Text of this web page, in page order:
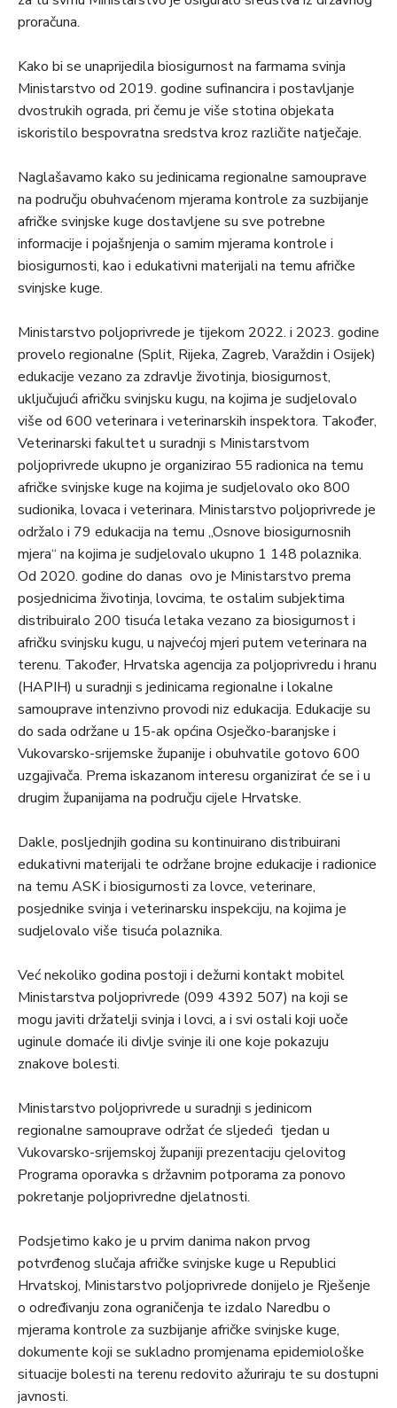
proračuna.
Kako bi se unaprijedila biosigurnost na farmama svinja
Ministarstvo od 2019. godine sufinancira i postavljanje
dvostrukih ograda, pri čemu je više stotina objekata
iskoristilo bespovratna sredstva kroz različite natječaje.
Naglašavamo kako su jedinicama regionalne samouprave
na području obuhvaćenom mjerama kontrole za suzbijanje
afričke svinjske kuge dostavljene su sve potrebne
informacije i pojašnjenja o samim mjerama kontrole i
biosigurnosti, kao i edukativni materijali na temu afričke
svinjske kuge.
Ministarstvo poljoprivrede je tijekom 2022. i 2023. godine
provelo regionalne (Split, Rijeka, Zagreb, Varaždin i Osijek)
edukacije vezano za zdravlje životinja, biosigurnost,
uključujući afričku svinjsku kugu, na kojima je sudjelovalo
više od 600 veterinara i veterinarskih inspektora. Također,
Veterinarski fakultet u suradnji s Ministarstvom
poljoprivrede ukupno je organizirao 55 radionica na temu
afričke svinjske kuge na kojima je sudjelovalo oko 800
sudionika, lovaca i veterinara. Ministarstvo poljoprivrede je
održalo i 79 edukacija na temu „Osnove biosigurnosnih
mjera“ na kojima je sudjelovalo ukupno 1 148 polaznika.
Od 2020. godine do danas ovo je Ministarstvo prema
posjednicima životinja, lovcima, te ostalim subjektima
distribuiralo 200 tisuća letaka vezano za biosigurnost i
afričku svinjsku kugu, u najvećoj mjeri putem veterinara na
terenu. Također, Hrvatska agencija za poljoprivredu i hranu
(HAPIH) u suradnji s jedinicama regionalne i lokalne
samouprave intenzivno provodi niz edukacija. Edukacije su
do sada održane u 15-ak općina Osječko-baranjske i
Vukovarsko-srijemske županije i obuhvatile gotovo 600
uzgajivača. Prema iskazanom interesu organizirat će se i u
drugim županijama na području cijele Hrvatske.
Dakle, posljednjih godina su kontinuirano distribuirani
edukativni materijali te održane brojne edukacije i radionice
na temu ASK i biosigurnosti za lovce, veterinare,
posjednike svinja i veterinarsku inspekciju, na kojima je
sudjelovalo više tisuća polaznika.
Već nekoliko godina postoji i dežurni kontakt mobitel
Ministarstva poljoprivrede (099 4392 507) na koji se
mogu javiti držatelji svinja i lovci, a i svi ostali koji uoče
uginule domaće ili divlje svinje ili one koje pokazuju
znakove bolesti.
Ministarstvo poljoprivrede u suradnji s jedinicom
regionalne samouprave održat će sljedeći tjedan u
Vukovarsko-srijemskoj županiji prezentaciju cjelovitog
Programa oporavka s državnim potporama za ponovo
pokretanje poljoprivredne djelatnosti.
Podsjetimo kako je u prvim danima nakon prvog
potvrđenog slučaja afričke svinjske kuge u Republici
Hrvatskoj, Ministarstvo poljoprivrede donijelo je Rješenje
o određivanju zona ograničenja te izdalo Naredbu o
mjerama kontrole za suzbijanje afričke svinjske kuge,
dokumente koji se sukladno promjenama epidemiološke
situacije bolesti na terenu redovito ažuriraju te su dostupni
javnosti.